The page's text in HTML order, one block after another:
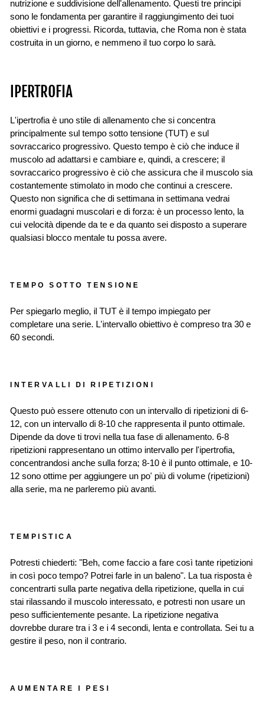
nutrizione e suddivisione dell'allenamento. Questi tre principi
sono le fondamenta per garantire il raggiungimento dei tuoi
obiettivi e i progressi. Ricorda, tuttavia, che Roma non è stata
costruita in un giorno, e nemmeno il tuo corpo lo sarà.
IPERTROFIA
L'ipertrofia è uno stile di allenamento che si concentra
principalmente sul tempo sotto tensione (TUT) e sul
sovraccarico progressivo. Questo tempo è ciò che induce il
muscolo ad adattarsi e cambiare e, quindi, a crescere; il
sovraccarico progressivo è ciò che assicura che il muscolo sia
costantemente stimolato in modo che continui a crescere.
Questo non significa che di settimana in settimana vedrai
enormi guadagni muscolari e di forza: è un processo lento, la
cui velocità dipende da te e da quanto sei disposto a superare
qualsiasi blocco mentale tu possa avere.
TEMPO SOTTO TENSIONE
Per spiegarlo meglio, il TUT è il tempo impiegato per
completare una serie. L'intervallo obiettivo è compreso tra 30 e
60 secondi.
INTERVALLI DI RIPETIZIONI
Questo può essere ottenuto con un intervallo di ripetizioni di 6-
12, con un intervallo di 8-10 che rappresenta il punto ottimale.
Dipende da dove ti trovi nella tua fase di allenamento. 6-8
ripetizioni rappresentano un ottimo intervallo per l'ipertrofia,
concentrandosi anche sulla forza; 8-10 è il punto ottimale, e 10-
12 sono ottime per aggiungere un po' più di volume (ripetizioni)
alla serie, ma ne parleremo più avanti.
TEMPISTICA
Potresti chiederti: "Beh, come faccio a fare così tante ripetizioni
in così poco tempo? Potrei farle in un baleno". La tua risposta è
concentrarti sulla parte negativa della ripetizione, quella in cui
stai rilassando il muscolo interessato, e potresti non usare un
peso sufficientemente pesante. La ripetizione negativa
dovrebbe durare tra i 3 e i 4 secondi, lenta e controllata. Sei tu a
gestire il peso, non il contrario.
AUMENTARE I PESI